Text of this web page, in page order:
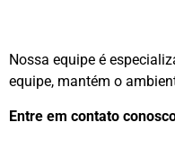
Nossa equipe é
equipe, mantém o
Entre em contato